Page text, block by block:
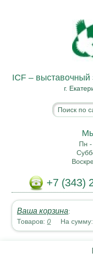
ICF – выставочный
г.
Пн
+7 (343)
Ваша корзина:
Товаров:0 На